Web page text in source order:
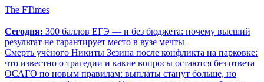
The FTimes
Сегодня: 300 баллов ЕГЭ — и без бюджета: почему высший
результат не гарантирует место в вузе мечты
Смерть учёного Никиты Зезина после конфликта на парковке:
что известно о трагедии и какие вопросы остаются без ответа
ОСАГО по новым правилам: выплаты станут больше, но